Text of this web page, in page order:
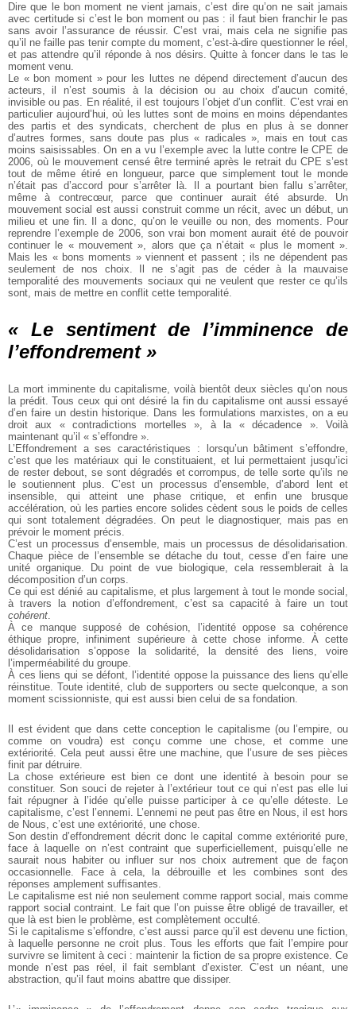
Dire que le bon moment ne vient jamais, c’est dire qu’on ne sait jamais
avec certitude si c’est le bon moment ou pas : il faut bien franchir le pas
sans avoir l’assurance de réussir. C’est vrai, mais cela ne signifie pas
qu’il ne faille pas tenir compte du moment, c’est-à-dire questionner le réel,
et pas attendre qu’il réponde à nos désirs. Quitte à foncer dans le tas le
moment venu.
Le « bon moment » pour les luttes ne dépend directement d’aucun des
acteurs, il n’est soumis à la décision ou au choix d’aucun comité,
invisible ou pas. En réalité, il est toujours l’objet d’un conflit. C’est vrai en
particulier aujourd’hui, où les luttes sont de moins en moins dépendantes
des partis et des syndicats, cherchent de plus en plus à se donner
d’autres formes, sans doute pas plus « radicales », mais en tout cas
moins saisissables. On en a vu l’exemple avec la lutte contre le CPE de
2006, où le mouvement censé être terminé après le retrait du CPE s’est
tout de même étiré en longueur, parce que simplement tout le monde
n’était pas d’accord pour s’arrêter là. Il a pourtant bien fallu s’arrêter,
même à contrecœur, parce que continuer aurait été absurde. Un
mouvement social est aussi construit comme un récit, avec un début, un
milieu et une fin. Il a donc, qu’on le veuille ou non, des moments. Pour
reprendre l’exemple de 2006, son vrai bon moment aurait été de pouvoir
continuer le « mouvement », alors que ça n’était « plus le moment ».
Mais les « bons moments » viennent et passent ; ils ne dépendent pas
seulement de nos choix. Il ne s’agit pas de céder à la mauvaise
temporalité des mouvements sociaux qui ne veulent que rester ce qu’ils
sont, mais de mettre en conflit cette temporalité.
« Le sentiment de l’imminence de
l’effondrement »
La mort imminente du capitalisme, voilà bientôt deux siècles qu’on nous
la prédit. Tous ceux qui ont désiré la fin du capitalisme ont aussi essayé
d’en faire un destin historique. Dans les formulations marxistes, on a eu
droit aux « contradictions mortelles », à la « décadence ». Voilà
maintenant qu’il « s’effondre ».
L’Effondrement a ses caractéristiques : lorsqu’un bâtiment s’effondre,
c’est que les matériaux qui le constituaient, et lui permettaient jusqu’ici
de rester debout, se sont dégradés et corrompus, de telle sorte qu’ils ne
le soutiennent plus. C’est un processus d’ensemble, d’abord lent et
insensible, qui atteint une phase critique, et enfin une brusque
accélération, où les parties encore solides cèdent sous le poids de celles
qui sont totalement dégradées. On peut le diagnostiquer, mais pas en
prévoir le moment précis.
C’est un processus d’ensemble, mais un processus de désolidarisation.
Chaque pièce de l’ensemble se détache du tout, cesse d’en faire une
unité organique. Du point de vue biologique, cela ressemblerait à la
décomposition d’un corps.
Ce qui est dénié au capitalisme, et plus largement à tout le monde social,
à travers la notion d’effondrement, c’est sa capacité à faire un tout
cohérent.
À ce manque supposé de cohésion, l’identité oppose sa cohérence
éthique propre, infiniment supérieure à cette chose informe. À cette
désolidarisation s’oppose la solidarité, la densité des liens, voire
l’imperméabilité du groupe.
À ces liens qui se défont, l’identité oppose la puissance des liens qu’elle
réinstitue. Toute identité, club de supporters ou secte quelconque, a son
moment scissionniste, qui est aussi bien celui de sa fondation.
Il est évident que dans cette conception le capitalisme (ou l’empire, ou
comme on voudra) est conçu comme une chose, et comme une
extériorité. Cela peut aussi être une machine, que l’usure de ses pièces
finit par détruire.
La chose extérieure est bien ce dont une identité à besoin pour se
constituer. Son souci de rejeter à l’extérieur tout ce qui n’est pas elle lui
fait répugner à l’idée qu’elle puisse participer à ce qu’elle déteste. Le
capitalisme, c’est l’ennemi. L’ennemi ne peut pas être en Nous, il est hors
de Nous, c’est une extériorité, une chose.
Son destin d’effondrement décrit donc le capital comme extériorité pure,
face à laquelle on n’est contraint que superficiellement, puisqu’elle ne
saurait nous habiter ou influer sur nos choix autrement que de façon
occasionnelle. Face à cela, la débrouille et les combines sont des
réponses amplement suffisantes.
Le capitalisme est nié non seulement comme rapport social, mais comme
rapport social contraint. Le fait que l’on puisse être obligé de travailler, et
que là est bien le problème, est complètement occulté.
Si le capitalisme s’effondre, c’est aussi parce qu’il est devenu une fiction,
à laquelle personne ne croit plus. Tous les efforts que fait l’empire pour
survivre se limitent à ceci : maintenir la fiction de sa propre existence. Ce
monde n’est pas réel, il fait semblant d’exister. C’est un néant, une
abstraction, qu’il faut moins abattre que dissiper.